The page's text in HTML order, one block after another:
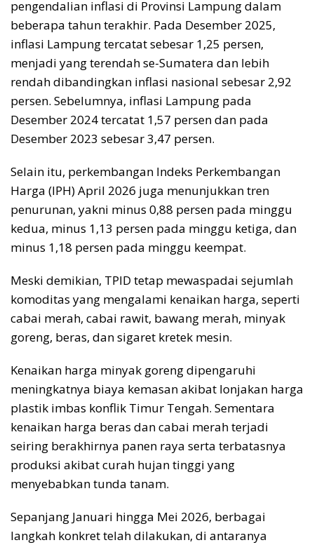
pengendalian inflasi di Provinsi Lampung dalam
beberapa tahun terakhir. Pada Desember 2025,
inflasi Lampung tercatat sebesar 1,25 persen,
menjadi yang terendah se-Sumatera dan lebih
rendah dibandingkan inflasi nasional sebesar 2,92
persen. Sebelumnya, inflasi Lampung pada
Desember 2024 tercatat 1,57 persen dan pada
Desember 2023 sebesar 3,47 persen.
Selain itu, perkembangan Indeks Perkembangan
Harga (IPH) April 2026 juga menunjukkan tren
penurunan, yakni minus 0,88 persen pada minggu
kedua, minus 1,13 persen pada minggu ketiga, dan
minus 1,18 persen pada minggu keempat.
Meski demikian, TPID tetap mewaspadai sejumlah
komoditas yang mengalami kenaikan harga, seperti
cabai merah, cabai rawit, bawang merah, minyak
goreng, beras, dan sigaret kretek mesin.
Kenaikan harga minyak goreng dipengaruhi
meningkatnya biaya kemasan akibat lonjakan harga
plastik imbas konflik Timur Tengah. Sementara
kenaikan harga beras dan cabai merah terjadi
seiring berakhirnya panen raya serta terbatasnya
produksi akibat curah hujan tinggi yang
menyebabkan tunda tanam.
Sepanjang Januari hingga Mei 2026, berbagai
langkah konkret telah dilakukan, di antaranya